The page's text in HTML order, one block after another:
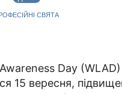
СВЯТА
Day
15 вересня,